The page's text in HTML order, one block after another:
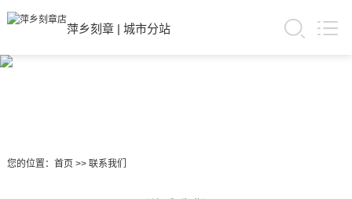
萍乡刻章| 城市分站
您的位置： 首页 >> 联系我们